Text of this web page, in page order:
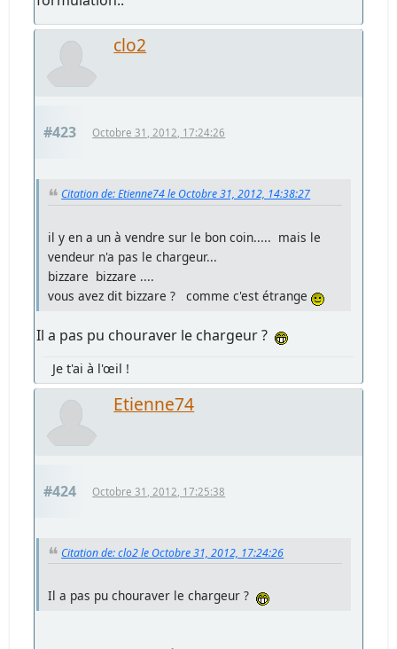
clo2
#423 Octobre 31, 2012, 17:24:26
Citation de: Etienne74 le Octobre 31, 2012, 14:38:27
il y en a un à vendre sur le bon coin..... mais le
vendeur n'a pas le chargeur...
bizzare bizzare ....
vous avez dit bizzare ? comme c'est étrange
Il a pas pu chouraver le chargeur ?
Je t'ai à l'œil !
Etienne74
#424 Octobre 31, 2012, 17:25:38
Citation de: clo2 le Octobre 31, 2012, 17:24:26
Il a pas pu chouraver le chargeur ?